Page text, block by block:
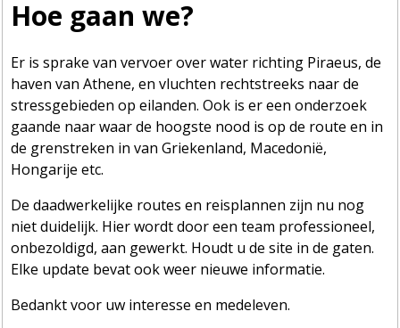
Hoe gaan we?
Er is sprake van vervoer over water richting Piraeus, de
haven van Athene, en vluchten rechtstreeks naar de
stressgebieden op eilanden. Ook is er een onderzoek
gaande naar waar de hoogste nood is op de route en in
de grenstreken in van Griekenland, Macedonië,
Hongarije etc.
De daadwerkelijke routes en reisplannen zijn nu nog
niet duidelijk. Hier wordt door een team professioneel,
onbezoldigd, aan gewerkt. Houdt u de site in de gaten.
Elke update bevat ook weer nieuwe informatie.
Bedankt voor uw interesse en medeleven.